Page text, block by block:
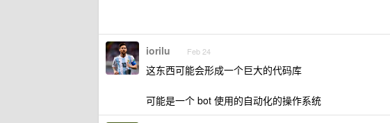
iorilu Feb 24
这东西可能会形成一个巨大的代码库
可能是一个 bot 使用的自动化的操作系统